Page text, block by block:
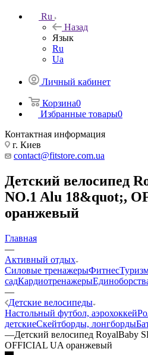
Ru
Назад
Язык
Ru
Ua
Личный кабинет
Корзина0
Избранные товары0
Контактная информация
г. Киев
contact@fitstore.com.ua
Детский велосипед
NO.1 Alu 18&quot;,
оранжевый
Главная
—
Активный отдых
Силовые тренажерыФитнес
садКардиотренажеры
—
Детские велосипеды
Настольный футбол, аэрохоккей
детскиеСкейтборды, лонгборды
—Детский велосипед RoyalBaby
OFFICIAL UA оранжевый